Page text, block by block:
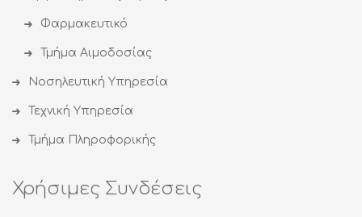
Φαρμακευτικό
Τμήμα Αιμοδοσίας
Νοσηλευτική Υπηρεσία
Τεχνική Υπηρεσία
Τμήμα Πληροφορικής
Χρήσιμες Συνδέσεις